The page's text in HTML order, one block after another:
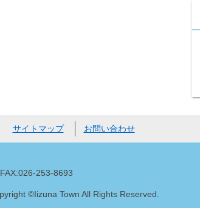
サイトマップ お問い合わせ
253-8693
©Iizuna Town All Rights Reserved.